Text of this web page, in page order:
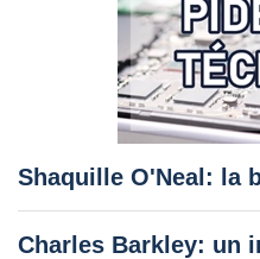
Shaquille O'Neal: la
Charles Barkley: un